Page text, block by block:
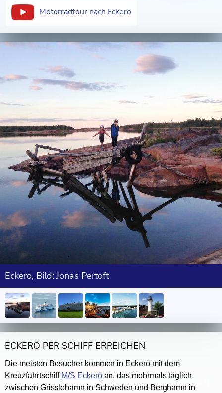
Motorradtour nach Eckerö
Eckerö, Bild: Jonas Pertoft
ECKERÖ PER SCHIFF ERREICHEN
Die meisten Besucher kommen in Eckerö mit dem
Kreuzfahrtschiff M/S Eckerö an, das mehrmals täglich
zwischen Grisslehamn in Schweden und Berghamn in